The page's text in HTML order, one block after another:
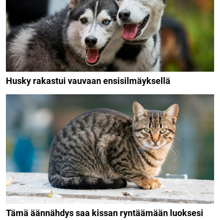
Husky rakastui vauvaan ensisilmäyksellä
Tämä äännähdys saa kissan ryntäämään luoksesi